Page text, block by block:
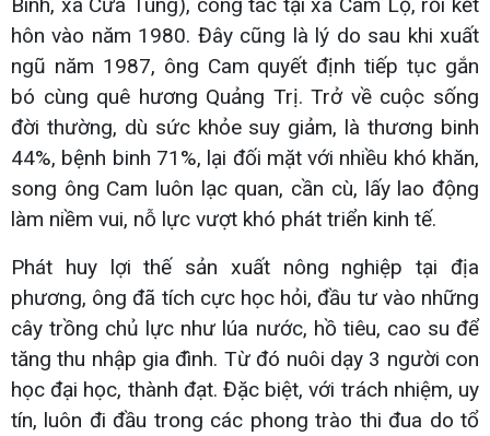
hôn vào năm 1980. Đây cũng là lý do sau khi xuất
ngũ năm 1987, ông Cam quyết định tiếp tục gắn
bó cùng quê hương Quảng Trị. Trở về cuộc sống
đời thường, dù sức khỏe suy giảm, là thương binh
44%, bệnh binh 71%, lại đối mặt với nhiều khó khăn,
song ông Cam luôn lạc quan, cần cù, lấy lao động
làm niềm vui, nỗ lực vượt khó phát triển kinh tế.
Phát huy lợi thế sản xuất nông nghiệp tại địa
phương, ông đã tích cực học hỏi, đầu tư vào những
cây trồng chủ lực như lúa nước, hồ tiêu, cao su để
tăng thu nhập gia đình. Từ đó nuôi dạy 3 người con
học đại học, thành đạt. Đặc biệt, với trách nhiệm, uy
tín, luôn đi đầu trong các phong trào thi đua do tổ